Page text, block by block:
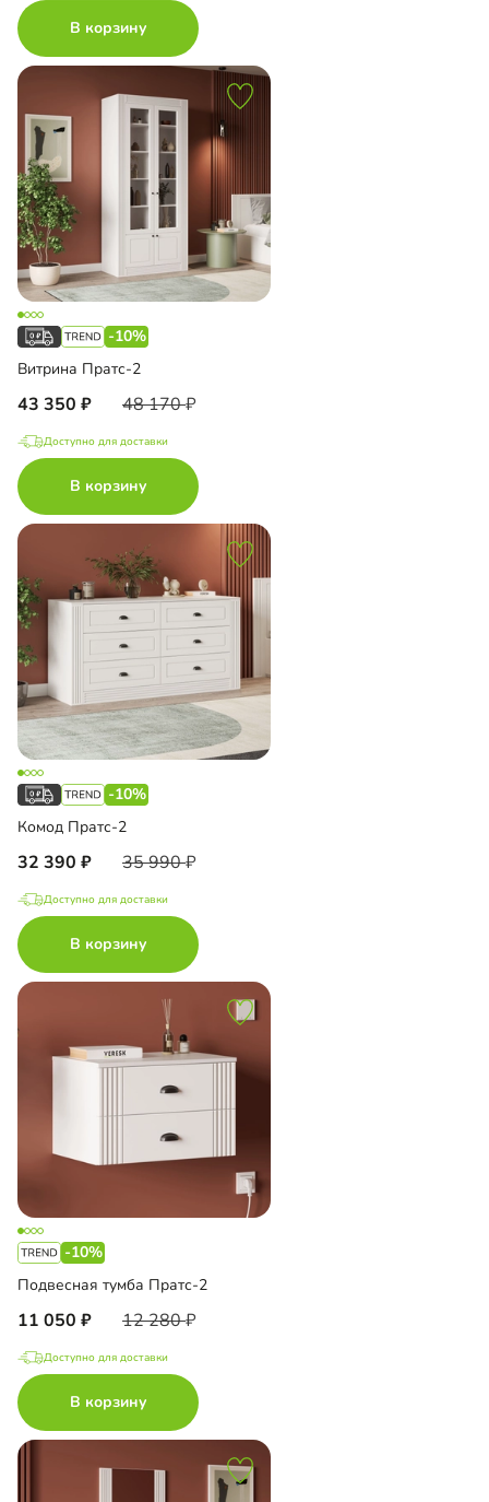
В корзину
-10%
Витрина Пратс-2
43 350 48 170
Доступно для доставки
В корзину
-10%
Комод Пратс-2
32 390 35 990
Доступно для доставки
В корзину
-10%
Подвесная тумба Пратс-2
11 050 12 280
Доступно для доставки
В корзину